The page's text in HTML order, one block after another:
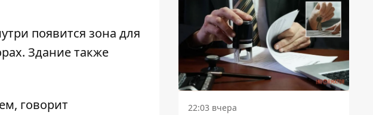
появится зона для
Здание также
говорит
22:03 вчера